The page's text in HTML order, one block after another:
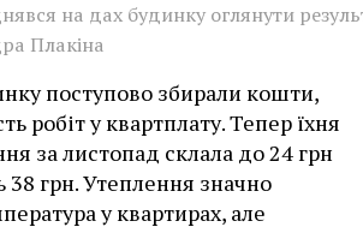
на дах будинку оглянути
Плакіна
поступово збирали кошти,
робіт у квартплату. Тепер їхня
за листопад склала до 24 грн
38 грн. Утеплення значно
у квартирах, але